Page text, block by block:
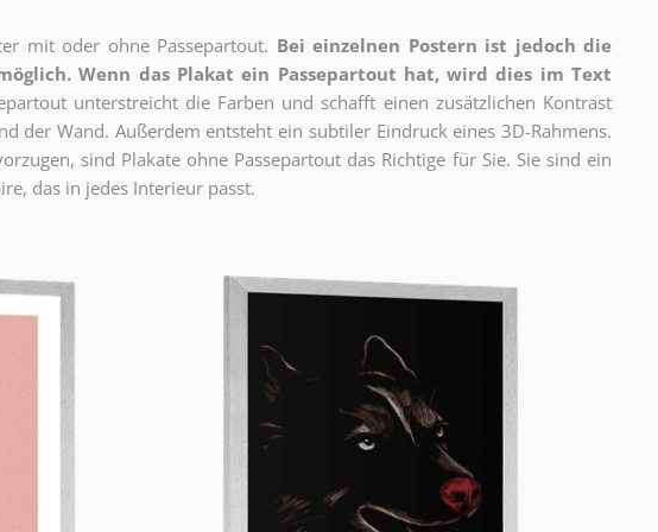
mit oder ohne Passepartout. Bei einzelnen Postern ist jedoch die
Wenn das Plakat ein Passepartout hat, wird dies im Text
unterstreicht die Farben und schafft einen zusätzlichen Kontrast
der Wand. Außerdem entsteht ein subtiler Eindruck eines 3D-Rahmens.
sind Plakate ohne Passepartout das Richtige für Sie. Sie sind ein
das in jedes Interieur passt.